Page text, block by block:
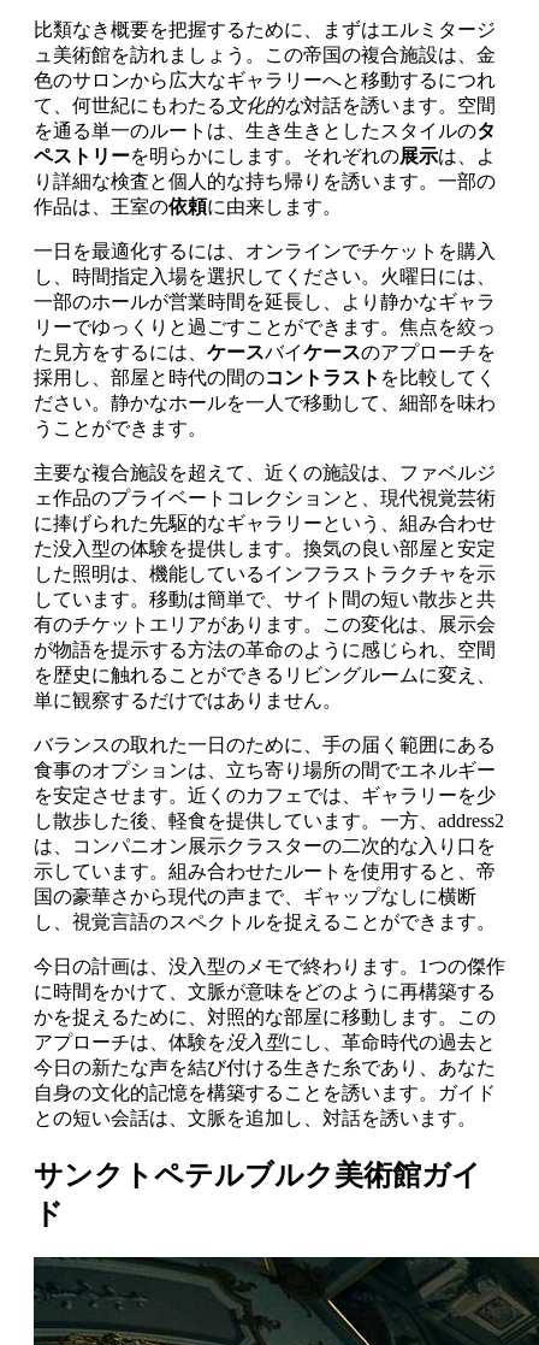
比類なき概要を把握するために、まずはエルミタージ
ュ美術館を訪れましょう。この帝国の複合施設は、金
色のサロンから広大なギャラリーへと移動するにつれ
て、何世紀にもわたる 文化的な対話を誘います。空間
を通る単一のルートは、生き生きとしたスタイルのタ
ペストリーを明らかにします。それぞれの展示は、よ
り詳細な検査と個人的な持ち帰りを誘います。一部の
作品は、王室の依頼に由来します。
一日を最適化するには、オンラインでチケットを購入
し、時間指定入場を選択してください。火曜日には、
一部のホールが営業時間を延長し、より静かなギャラ
リーでゆっくりと過ごすことができます。焦点を絞っ
た見方をするには、 ケースバイケースのアプローチを
採用し、部屋と時代の間のコントラスト を比較してく
ださい。静かなホールを一人で移動して、細部を味わ
うことができます。
主要な複合施設を超えて、近くの施設は、ファベルジ
ェ作品のプライベートコレクションと、現代視覚芸術
に捧げられた先駆的なギャラリーという、組み合わせ
た没入型の体験を提供します。換気の良い部屋と安定
した照明は、機能しているインフラストラクチャを示
しています。移動は簡単で、サイト間の短い散歩と共
有のチケットエリアがあります。この変化は、展示会
が物語を提示する方法の革命のように感じられ、空間
を歴史に触れることができるリビングルームに変え、
単に観察するだけではありません。
バランスの取れた一日のために、手の届く範囲にある
食事のオプションは、立ち寄り場所の間でエネルギー
を安定させます。近くのカフェでは、ギャラリーを少
し散歩した後、軽食を提供しています。一方、address2
は、コンパニオン展示クラスターの二次的な入り口を
示しています。組み合わせたルートを使用すると、帝
国の豪華さから現代の声まで、ギャップなしに横断
し、視覚言語のスペクトルを捉えることができます。
今日の計画は、没入型のメモで終わります。1つの傑作
に時間をかけて、文脈が意味をどのように再構築する
かを捉えるために、対照的な部屋に移動します。この
アプローチは、体験を没入型にし、革命時代の過去と
今日の新たな声を結び付ける生きた糸であり、あなた
自身の文化的記憶を構築することを誘います。ガイド
との短い会話は、文脈を追加し、対話を誘います。
サンクトペテルブルク美術館ガイ
ド